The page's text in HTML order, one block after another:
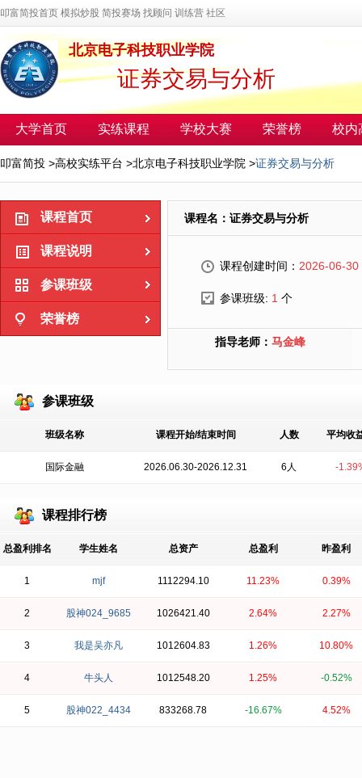
叩富简投首页 模拟炒股 简投赛场 找顾问 训练营 社区
北京电子科技职业学院
证券交易与分析
大学首页 实练课程 学校大赛 荣誉榜 校内
叩富简投 >高校实练平台 >北京电子科技职业学院 >证券交易与分析
课程首页
课程说明
参课班级
荣誉榜
课程名：证券交易与分析
课程创建时间： 2026-06-30
参课班级: 1 个
指导老师： 马金峰
参课班级
班级名称 课程开始/结束时间 人数 平均收
国际金融 2026.06.30-2026.12.31 6人 -
课程排行榜
总盈利排名 学生姓名 总资产 总盈利 昨盈利
1 mjf 1112294.10 11.23% 0.39%
2 股神024_9685 1026421.40 2.64% 2.27%
3 我是吴亦凡 1012604.83 1.26% 10.80%
4 牛头人 1012548.20 1.25% -0.52%
5 股神022_4434 833268.78 -16.67% 4.52%